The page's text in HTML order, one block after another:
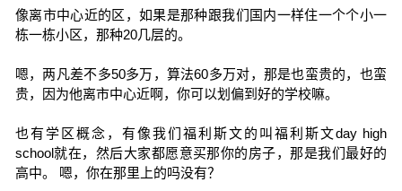
像离市中心近的区，如果是那种跟我们国内一样住一个个小一
栋一栋小区，那种20几层的。
嗯，两凡差不多50多万，算法60多万对，那是也蛮贵的，也蛮
贵，因为他离市中心近啊，你可以划偏到好的学校嘛。
也有学区概念，有像我们福利斯文的叫福利斯文day high
school就在，然后大家都愿意买那你的房子，那是我们最好的
高中。 嗯，你在那里上的吗没有？